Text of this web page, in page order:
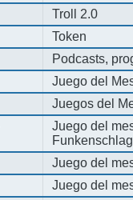
Troll 2.0
Token
Podcasts,
Juego del
Juegos del
Juego del
Juego del
Juego del